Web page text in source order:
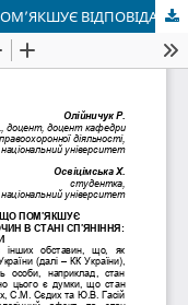
СТАН АФЕКТУ – ЯК ОБСТАВИНА, ЩО ПОМ’ЯКШУЄ ВІДПОВІДАЛЬНІСТЬ ОСОБИ, ЯКА ВЧИНИЛА ЗЛОЧИН В СТАНІ СП’ЯНІННЯ: ДЕЯКІ НАУКОВІ ПІДХОДИ